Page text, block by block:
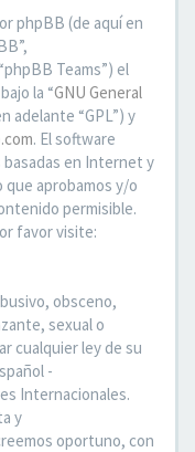
phpBB (de aquí en
Teams”) el
la “GNU General
adelante “GPL”) y
. El software
en Internet y
aprobamos y/o
permisible.
favor visite:
obsceno,
sexual o
cualquier ley de su
-
Internacionales.
y
oportuno, con